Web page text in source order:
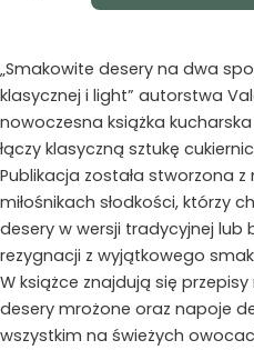
sposoby
„Smakowite desery na dwa
klasycznej i light” autorstwa
nowoczesna książka
łączy klasyczną sztukę
Publikacja została stworzona
miłośnikach słodkości, którzy
desery w wersji tradycyjnej lub
rezygnacji z wyjątkowego
W książce znajdują się
desery mrożone oraz napoje
wszystkim na świeżych